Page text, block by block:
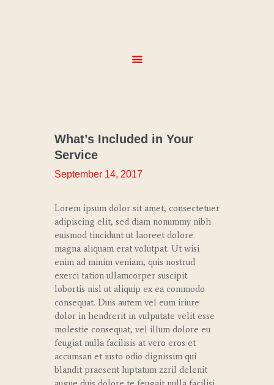
GALLERY
What’s Included in Your
Service
September 14, 2017
Lorem ipsum dolor sit amet, consectetuer
adipiscing elit, sed diam nonummy nibh
euismod tincidunt ut laoreet dolore
magna aliquam erat volutpat. Ut wisi
enim ad minim veniam, quis nostrud
exerci tation ullamcorper suscipit
lobortis nisl ut aliquip ex ea commodo
consequat. Duis autem vel eum iriure
dolor in hendrerit in vulputate velit esse
molestie consequat, vel illum dolore eu
feugiat nulla facilisis at vero eros et
accumsan et iusto odio dignissim qui
blandit praesent luptatum zzril delenit